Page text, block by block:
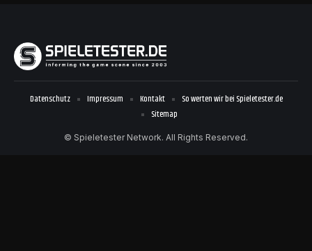
© Spieletester Network. All Rights Reserved.
Datenschutz Impressum Kontakt
So werten wir bei Spieletester.de
Sitemap